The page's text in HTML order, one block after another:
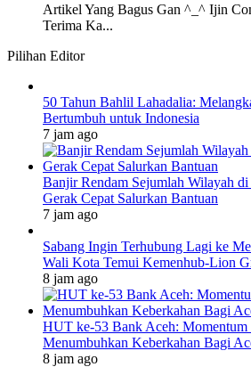
Artikel Yang Bagus Gan ^_^ Ijin
Terima Ka...
Pilihan Editor
50 Tahun Bahlil Lahadalia:
Bertumbuh untuk Indonesia
7 jam ago
Banjir Rendam Sejumlah Wilayah di
Gerak Cepat Salurkan Bantuan
7 jam ago
Sabang Ingin Terhubung Lagi ke
Wali Kota Temui Kemenhub-Lion
8 jam ago
HUT ke-53 Bank Aceh: Momentum
Menumbuhkan Keberkahan Bagi
8 jam ago